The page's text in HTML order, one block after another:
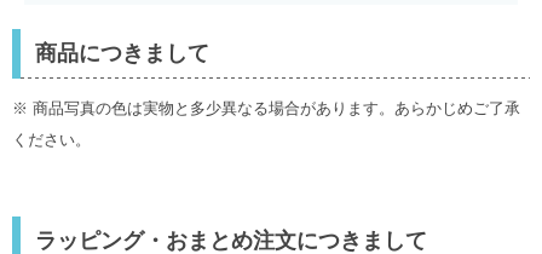
商品につきまして
※ 商品写真の色は実物と多少異なる場合があります。あらかじめご了承
ください。
ラッピング・おまとめ注文につきまして